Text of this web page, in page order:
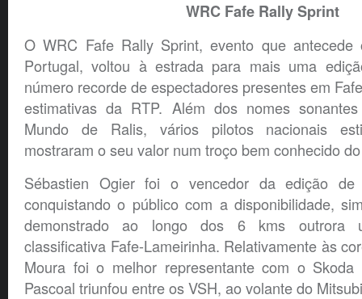
WRC Fafe Rally Sprint
O WRC Fafe Rally Sprint, evento que antecede
Portugal, voltou à estrada para mais uma
número recorde de espectadores presentes em
estimativas da RTP. Além dos nomes
Mundo de Ralis, vários pilotos nacionais
mostraram o seu valor num troço bem conhecido
Sébastien Ogier foi o vencedor da edição de
conquistando o público com a disponibilidade,
demonstrado ao longo dos 6 kms outrora
classificativa Fafe-Lameirinha. Relativamente às
Moura foi o melhor representante com o
Pascoal triunfou entre os VSH, ao volante do